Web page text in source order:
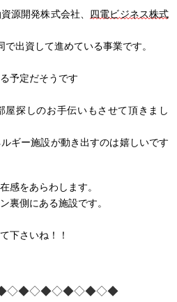
源開発株式会社
四電ビジネス株式
で出資して進めている事業です。
予定だそうです
屋探しのお手伝いもさせて頂きまし
ギー施設が動き出すのは嬉しいです
感をあらわします。
裏側にある施設です。
下さいね！！
◇◆◇◆◇◆◇◆◇◆